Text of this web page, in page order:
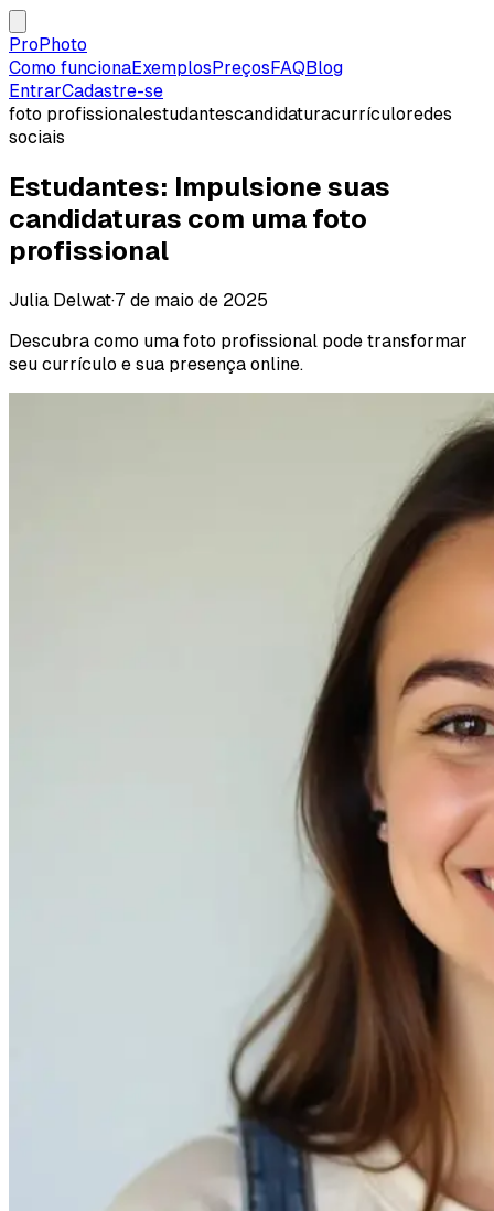
ProPhoto
Como funcionaExemplosPreçosFAQBlog
EntrarCadastre-se
foto profissionalestudantescandidaturacurrículoredes
sociais
Estudantes: Impulsione suas
candidaturas com uma foto
profissional
Julia Delwat·7 de maio de 2025
Descubra como uma foto profissional pode transformar
seu currículo e sua presença online.